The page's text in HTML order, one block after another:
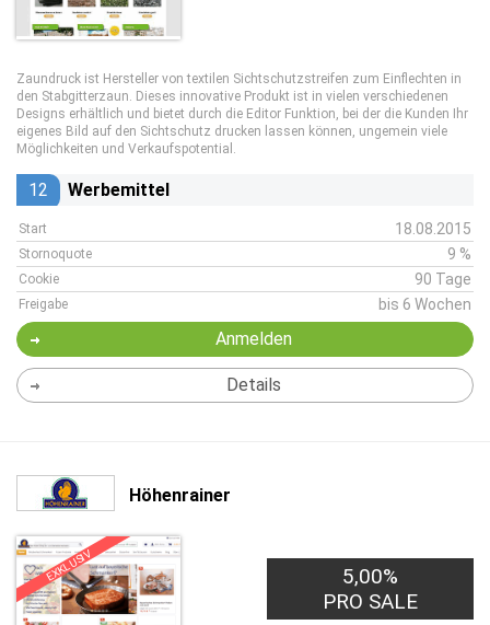
Zaundruck ist Hersteller von textilen Sichtschutzstreifen zum Einflechten in
den Stabgitterzaun. Dieses innovative Produkt ist in vielen verschiedenen
Designs erhältlich und bietet durch die Editor Funktion, bei der die Kunden Ihr
eigenes Bild auf den Sichtschutz drucken lassen können, ungemein viele
Möglichkeiten und Verkaufspotential.
12 Werbemittel
Start 18.08.2015
Stornoquote 9 %
Cookie 90 Tage
Freigabe bis 6 Wochen
Anmelden
Details
Höhenrainer
EXKLUSIV
5,00%
PRO SALE